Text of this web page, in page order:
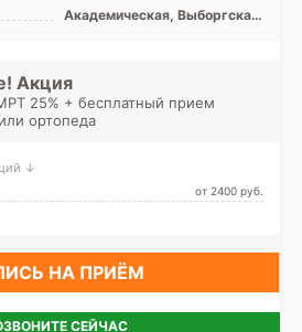
Красногвардейский,
Кронштадтский, Курортный,
Академическая, Выборгская,
Политехническая, Проспект
Акция
25% + бесплатный прием
ортопеда
↓
от 2400 pуб.
НА ПРИЁМ
СЕЙЧАС